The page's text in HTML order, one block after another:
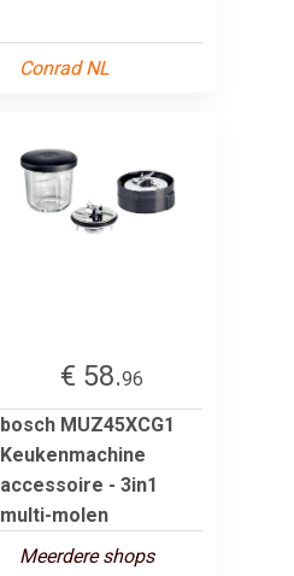
Conrad NL
€ 58.96
bosch MUZ45XCG1
Keukenmachine
accessoire - 3in1
multi-molen
Meerdere shops